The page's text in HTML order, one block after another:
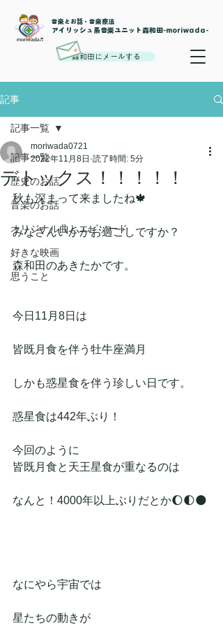
音楽とお話・音楽療法
​アイリッシュ系音楽ユニット森和田-moriwada-
森和田にメールする
記事
記事一覧
歴史のお話
音楽のお話
オリジナル曲とエピソード
好きな映画
思うこと
記事一覧
デトックス！！！！！
moriwada0721
2022年11月8日 読了時間: 5分
秋も深まって来ましたね🍁
みなさんいかがお過ごしですか？
森和田のあきたかです。
今日11月8日は
皆既月食を伴う牡牛座満月
しかも惑星食を伴う珍しい日です。
惑星食は442年ぶり！
今回のように
皆既月食と天王星食が重なるのは
なんと！4000年以上ぶりだとか🌔🌓🌑
なにやら宇宙では
星たちの動きが